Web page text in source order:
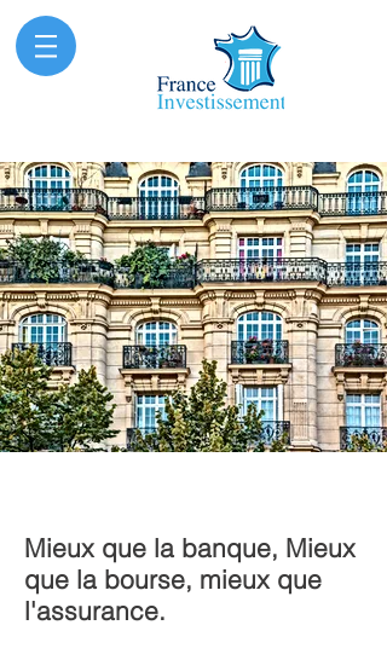
Mieux que la banque, Mieux
que la bourse, mieux que
l'assurance.